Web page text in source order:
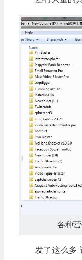
各种
发了这么多